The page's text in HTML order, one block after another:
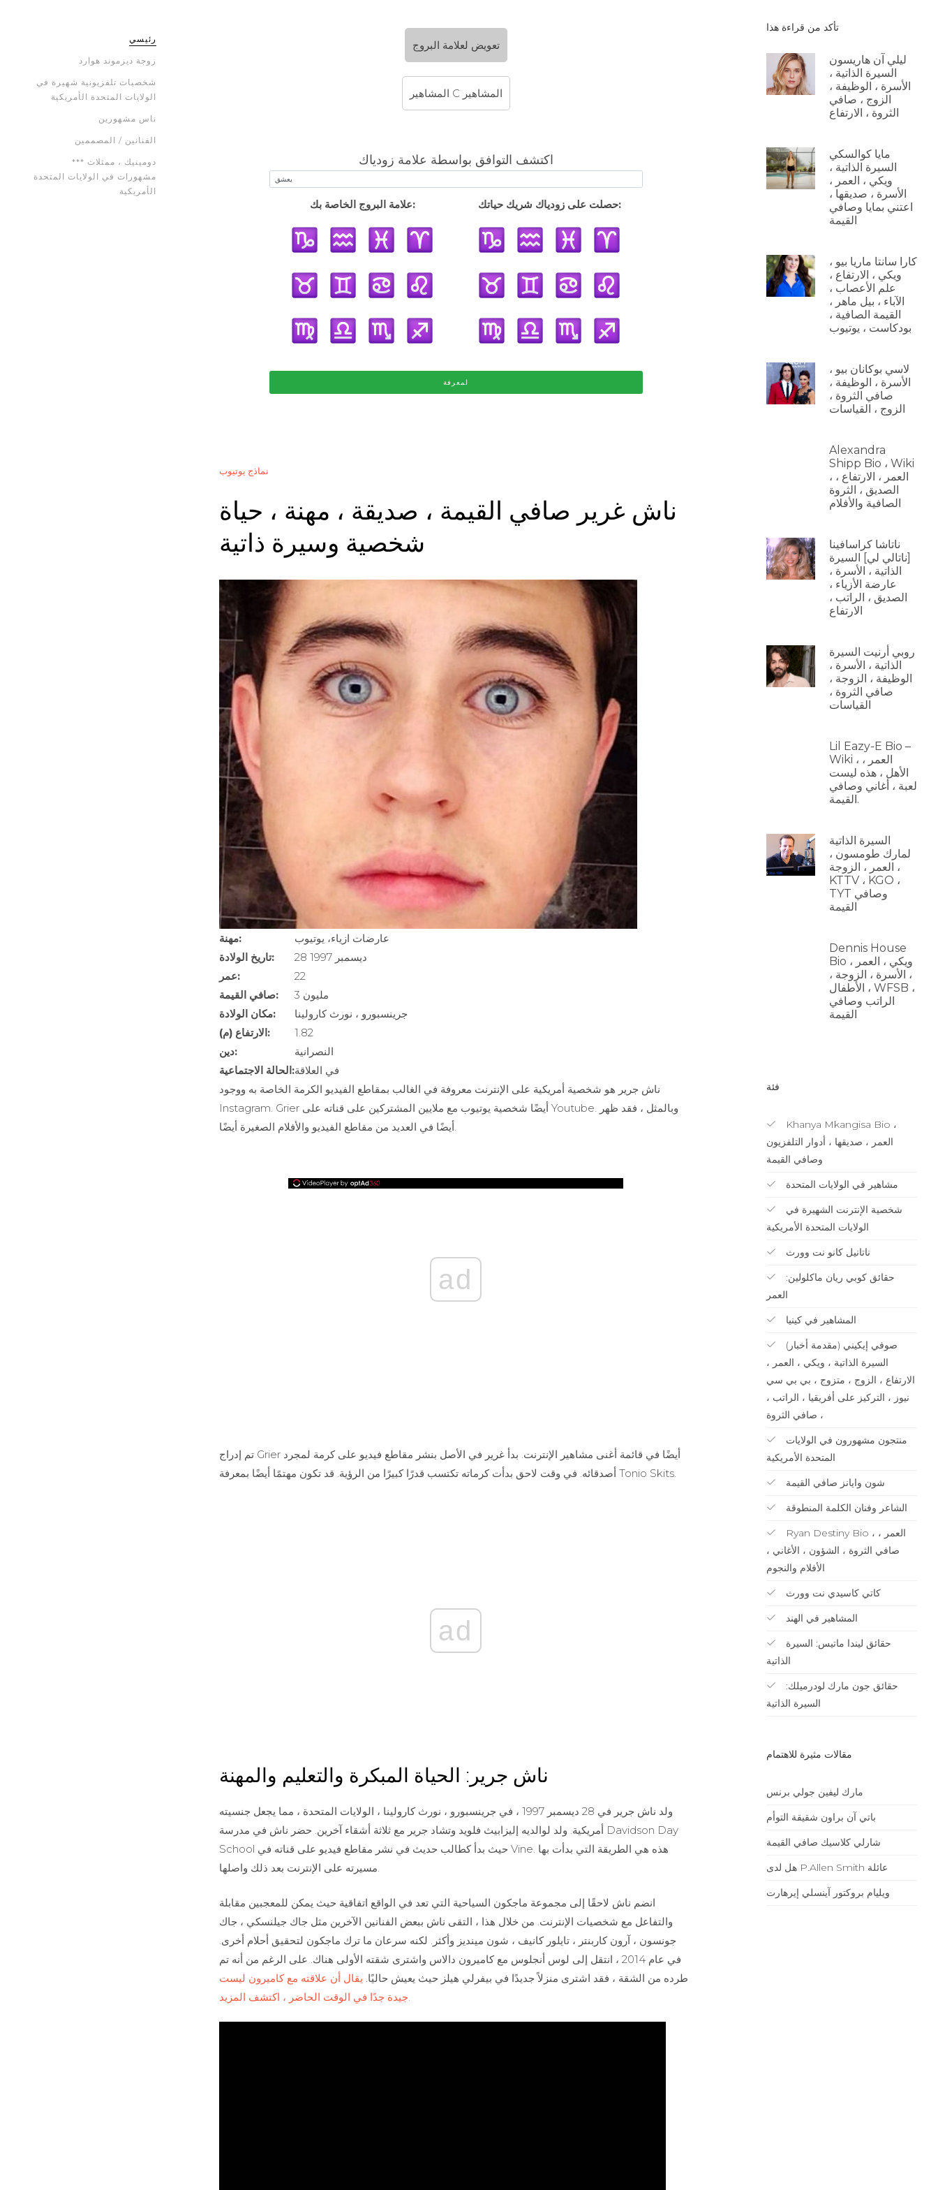
رئيسي
زوجة ديزموند هوارد
شخصيات تلفزيونية شهيرة في
الولايات المتحدة الأمريكية
ناس مشهورين
الفنانين / المصممين
*** دومينيك ، ممثلات
مشهورات في الولايات المتحدة
الأمريكية
تعويض لعلامة البروج
المشاهير C المشاهير
اكتشف التوافق بواسطة علامة زودياك
علامة البروج الخاصة بك: حصلت على زودياك شريك حياتك:
لمعرفة
نماذج يوتيوب
ناش غرير صافي القيمة ، صديقة ، مهنة ، حياة
شخصية وسيرة ذاتية
مهنة:
عارضات ازياء، يوتيوب
تاريخ الولادة:
28 ديسمبر 1997
عمر:
22
صافي القيمة:
3 مليون
مكان الولادة:
جرينسبورو ، نورث كارولينا
الارتفاع (م):
1.82
دين:
النصرانية
الحالة الاجتماعية:في العلاقة
ناش جرير هو شخصية أمريكية على الإنترنت معروفة في الغالب بمقاطع الفيديو الكرمة الخاصة به ووجود
Instagram. Grier أيضًا شخصية يوتيوب مع ملايين المشتركين على قناته على Youtube. وبالمثل ، فقد ظهر
أيضًا في العديد من مقاطع الفيديو والأفلام الصغيرة أيضًا.
ad
تم إدراج Grier أيضًا في قائمة أغنى مشاهير الإنترنت. بدأ غرير في الأصل بنشر مقاطع فيديو على كرمة لمجرد
أصدقائه. في وقت لاحق بدأت كرماته تكتسب قدرًا كبيرًا من الرؤية. قد تكون مهتمًا أيضًا بمعرفة Tonio Skits.
ad
ناش جرير: الحياة المبكرة والتعليم والمهنة
ولد ناش جرير في 28 ديسمبر 1997 ، في جرينسبورو ، نورث كارولينا ، الولايات المتحدة ، مما يجعل جنسيته
أمريكية. ولد لوالديه إليزابيث فلويد وتشاد جرير مع ثلاثة أشقاء آخرين. حضر ناش في مدرسة Davidson Day
School حيث بدأ كطالب حديث في نشر مقاطع فيديو على قناته في Vine. هذه هي الطريقة التي بدأت بها
مسيرته على الإنترنت بعد ذلك واصلها.
انضم ناش لاحقًا إلى مجموعة ماجكون السياحية التي تعد في الواقع اتفاقية حيث يمكن للمعجبين مقابلة
والتفاعل مع شخصيات الإنترنت. من خلال هذا ، التقى ناش ببعض الفنانين الآخرين مثل جاك جيلنسكي ، جاك
جونسون ، آرون كاربنتر ، تايلور كانيف ، شون مينديز وأكثر. لكنه سرعان ما ترك ماجكون لتحقيق أحلام أخرى.
في عام 2014 ، انتقل إلى لوس أنجلوس مع كاميرون دالاس واشترى شقته الأولى هناك. على الرغم من أنه تم
طرده من الشقة ، فقد اشترى منزلاً جديدًا في بيفرلي هيلز حيث يعيش حاليًا. يقال أن علاقته مع كاميرون ليست
تأكد من قراءة هذا
ليلي آن هاريسون
السيرة الذاتية ،
الأسرة ، الوظيفة ،
الزوج ، صافي
الثروة ، الارتفاع
مايا كوالسكي
السيرة الذاتية ،
ويكي ، العمر ،
الأسرة ، صديقها ،
اعتني بمايا وصافي
القيمة
كارا سانتا ماريا بيو ،
ويكي ، الارتفاع ،
علم الأعصاب ،
الآباء ، بيل ماهر ،
القيمة الصافية ،
بودكاست ، يوتيوب
لاسي بوكانان بيو ،
الأسرة ، الوظيفة ،
صافي الثروة ،
الزوج ، القياسات
Alexandra
Shipp Bio ، Wiki
، العمر ، الارتفاع ،
الصديق ، الثروة
الصافية والأفلام
ناتاشا كراسافينا
[ناتالي لي] السيرة
الذاتية ، الأسرة ،
عارضة الأزياء ،
الصديق ، الراتب ،
الارتفاع
روبي أرنيت السيرة
الذاتية ، الأسرة ،
الوظيفة ، الزوجة ،
صافي الثروة ،
القياسات
Lil Eazy-E Bio –
Wiki ، العمر ،
الأهل ، هذه ليست
لعبة ، أغاني وصافي
القيمة.
السيرة الذاتية
لمارك طومسون ،
العمر ، الزوجة ،
KTTV ، KGO ،
TYT وصافي
القيمة
Dennis House
Bio ، ويكي ، العمر
، الأسرة ، الزوجة ،
الأطفال ، WFSB ،
الراتب وصافي
القيمة
فئة
Khanya Mkangisa Bio ،
العمر ، صديقها ، أدوار التلفزيون
وصافي القيمة
مشاهير في الولايات المتحدة
الولايات المتحدة الأمريكية
ناتانيل كانو نت وورث
العمر
المشاهير في كينيا
السيرة الذاتية ، ويكي ، العمر ،
الارتفاع ، الزوج ، متزوج ، بي بي سي
نيوز ، التركيز على أفريقيا ، الراتب ،
صافي الثروة ،
المتحدة الأمريكية
شون وايانز صافي القيمة
الشاعر وفنان الكلمة المنطوقة
Ryan Destiny Bio ، العمر ،
صافي الثروة ، الشؤون ، الأغاني ،
الأفلام والنجوم
كاتي كاسيدي نت وورث
المشاهير في الهند
الذاتية
السيرة الذاتية
مقالات مثيرة للاهتمام
مارك ليفين جولي برنس
باتي آن براون شقيقة التوأم
شارلي كلاسيك صافي القيمة
هل لدى P.allen Smith عائلة
ويليام بروكتور آينسلي إيرهارت